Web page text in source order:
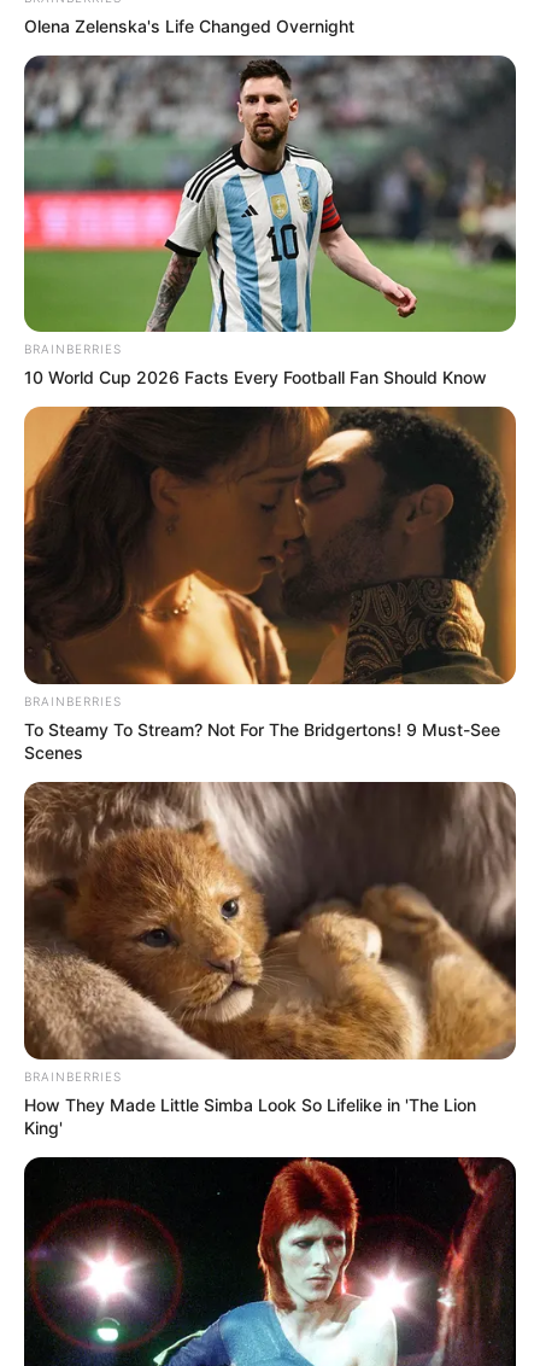
Olena Zelenska's Life Changed Overnight
BRAINBERRIES
10 World Cup 2026 Facts Every Football Fan Should Know
BRAINBERRIES
To Steamy To Stream? Not For The Bridgertons! 9 Must-See
Scenes
BRAINBERRIES
How They Made Little Simba Look So Lifelike in 'The Lion
King'